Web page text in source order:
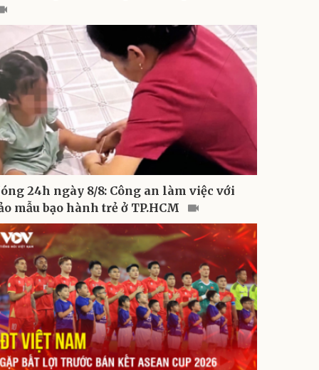
24h ngày 8/8: Công an làm việc với
mẫu bạo hành trẻ ở TP.HCM